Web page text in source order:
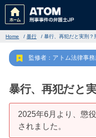
刑事事件でお困りの方
Home /暴行 /暴行、再犯だと実刑？
監修者：アトム法律事
暴行、再犯だと
2025年6月より、懲
されました。